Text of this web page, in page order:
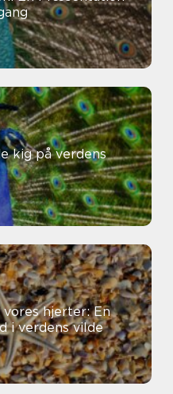
kig på verdens
hjerter: En
i verdens vilde